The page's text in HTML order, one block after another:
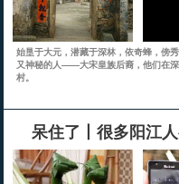
始垦于大元，潜藏于深林，依奇蜂，傍
又神秘的人——大宋皇族后裔，他们在
村。
呆住了丨很多阳江